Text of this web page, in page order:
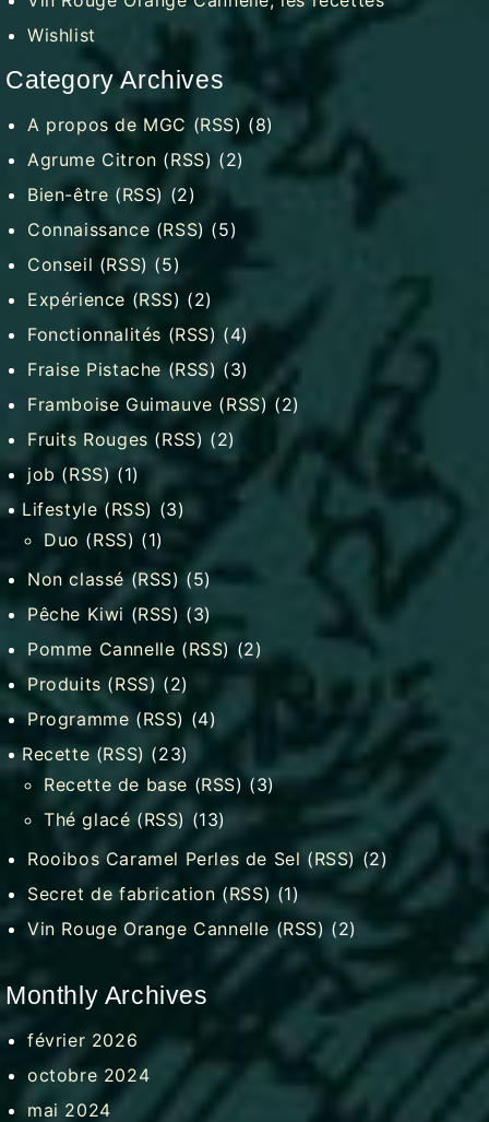
Wishlist
Category Archives
A propos de MGC (RSS) (8)
Agrume Citron (RSS) (2)
Bien-être (RSS) (2)
Connaissance (RSS) (5)
Conseil (RSS) (5)
Expérience (RSS) (2)
Fonctionnalités (RSS) (4)
Fraise Pistache(RSS) (3)
Framboise Guimauve (RSS) (2)
Fruits Rouges (RSS) (2)
job (RSS) (1)
Lifestyle(RSS) (3)
Duo (RSS) (1)
Non classé(RSS) (5)
Pêche Kiwi (RSS) (3)
Pomme Cannelle (RSS) (2)
Produits (RSS) (2)
Programme (RSS) (4)
Recette(RSS) (23)
Recette de base (RSS) (3)
Thé glacé (RSS) (13)
Rooibos Caramel Perles de Sel (RSS) (2)
Secret de fabrication (RSS) (1)
Vin Rouge Orange Cannelle(RSS) (2)
Monthly Archives
février 2026
octobre 2024
mai 2024